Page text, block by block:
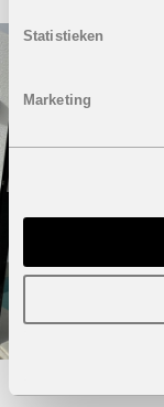
Statistieken
Marketing